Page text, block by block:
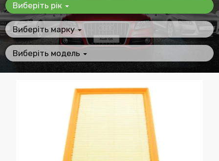
Виберіть рік
Виберіть марку
Виберіть модель